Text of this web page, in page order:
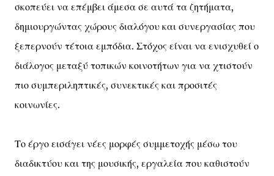
σκοπεύει να επέμβει άμεσα σε αυτά τα ζητήματα,
δημιουργώντας χώρους διαλόγου και συνεργασίας που
ξεπερνούν τέτοια εμπόδια. Στόχος είναι να ενισχυθεί ο
διάλογος μεταξύ τοπικών κοινοτήτων για να χτιστούν
πιο συμπεριληπτικές, συνεκτικές και προσιτές
κοινωνίες.
Το έργο εισάγει νέες μορφές συμμετοχής μέσω του
διαδικτύου και της μουσικής, εργαλεία που καθιστούν